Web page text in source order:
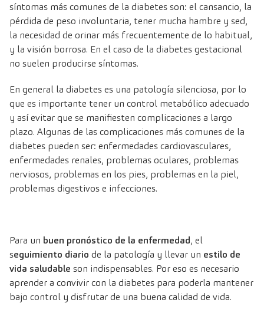
síntomas más comunes de la diabetes son: el cansancio, la
pérdida de peso involuntaria, tener mucha hambre y sed,
la necesidad de orinar más frecuentemente de lo habitual,
y la visión borrosa. En el caso de la diabetes gestacional
no suelen producirse síntomas.
En general la diabetes es una patología silenciosa, por lo
que es importante tener un control metabólico adecuado
y así evitar que se manifiesten complicaciones a largo
plazo. Algunas de las complicaciones más comunes de la
diabetes pueden ser: enfermedades cardiovasculares,
enfermedades renales, problemas oculares, problemas
nerviosos, problemas en los pies, problemas en la piel,
problemas digestivos e infecciones.
Para un buen pronóstico de la enfermedad, el
seguimiento diario de la patología y llevar un estilo de
vida saludable son indispensables. Por eso es necesario
aprender a convivir con la diabetes para poderla mantener
bajo control y disfrutar de una buena calidad de vida.